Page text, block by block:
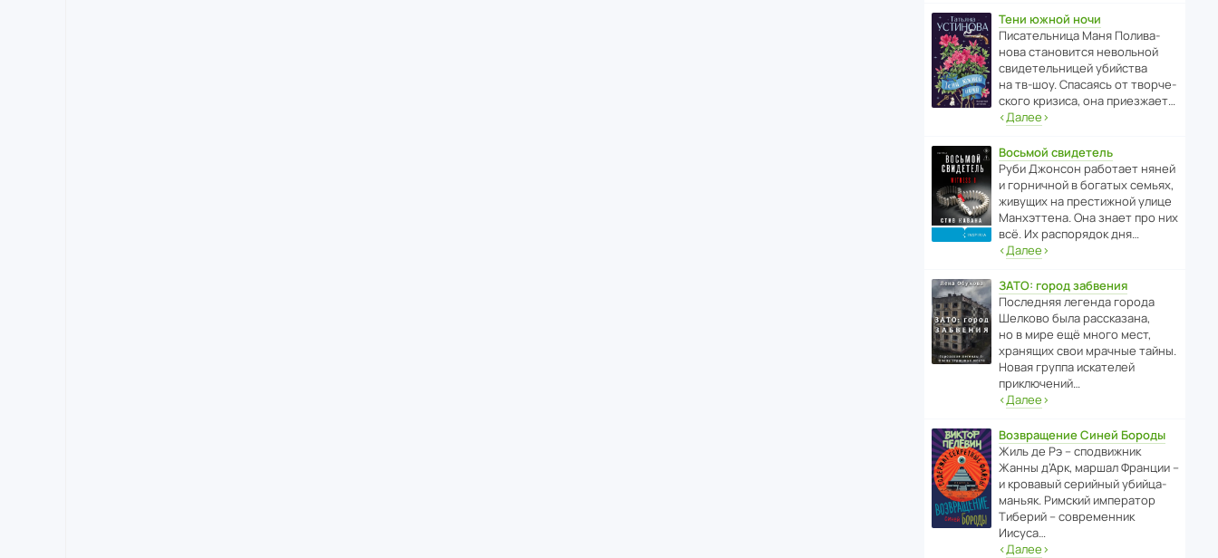
Тени южной ночи
Писа­тель­ница Маня Поли­ва­
нова стано­вится невольной
свиде­тель­ницей убийства
на тв-шоу. Спасаясь от твор­че­
с­кого кризиса, она приезжает…
‹Далее›
Восьмой свидетель
Руби Джонсон рабо­тает няней
и горни­чной в богатых семьях,
живущих на прес­ти­жной улице
Манх­эт­тена. Она знает про них
всё. Их распо­рядок дня…
‹Далее›
ЗАТО: город забвения
После­дняя легенда города
Шелково была расска­зана,
но в мире ещё много мест,
хранящих свои мрачные тайны.
Новая группа иска­телей
приключений…
‹Далее›
Возвращение Синей Бороды
Жиль де Рэ – спод­ви­жник
Жанны д’Арк, маршал Франции –
и кровавый серийный убийца-
маньяк. Римский импе­ратор
Тиберий – совре­менник
Иисуса…
‹Далее›